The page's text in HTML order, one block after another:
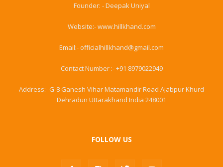
Founder: - Deepak Uniyal
Website:- www.hillkhand.com
Email:- officialhillkhand@gmail.com
Contact Number :- +91 8979022949
Address:- G-8 Ganesh Vihar Matamandir Road Ajabpur Khurd
Dehradun Uttarakhand India 248001
FOLLOW US